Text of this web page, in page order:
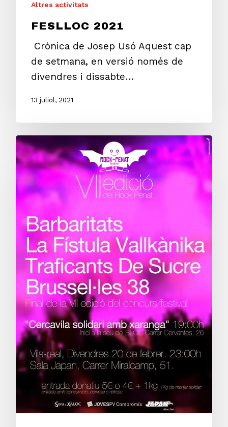
Altres activitats
FESLLOC 2021
Crònica de Josep Usó Aquest cap
de setmana, en versió només de
divendres i dissabte…
13 juliol, 2021